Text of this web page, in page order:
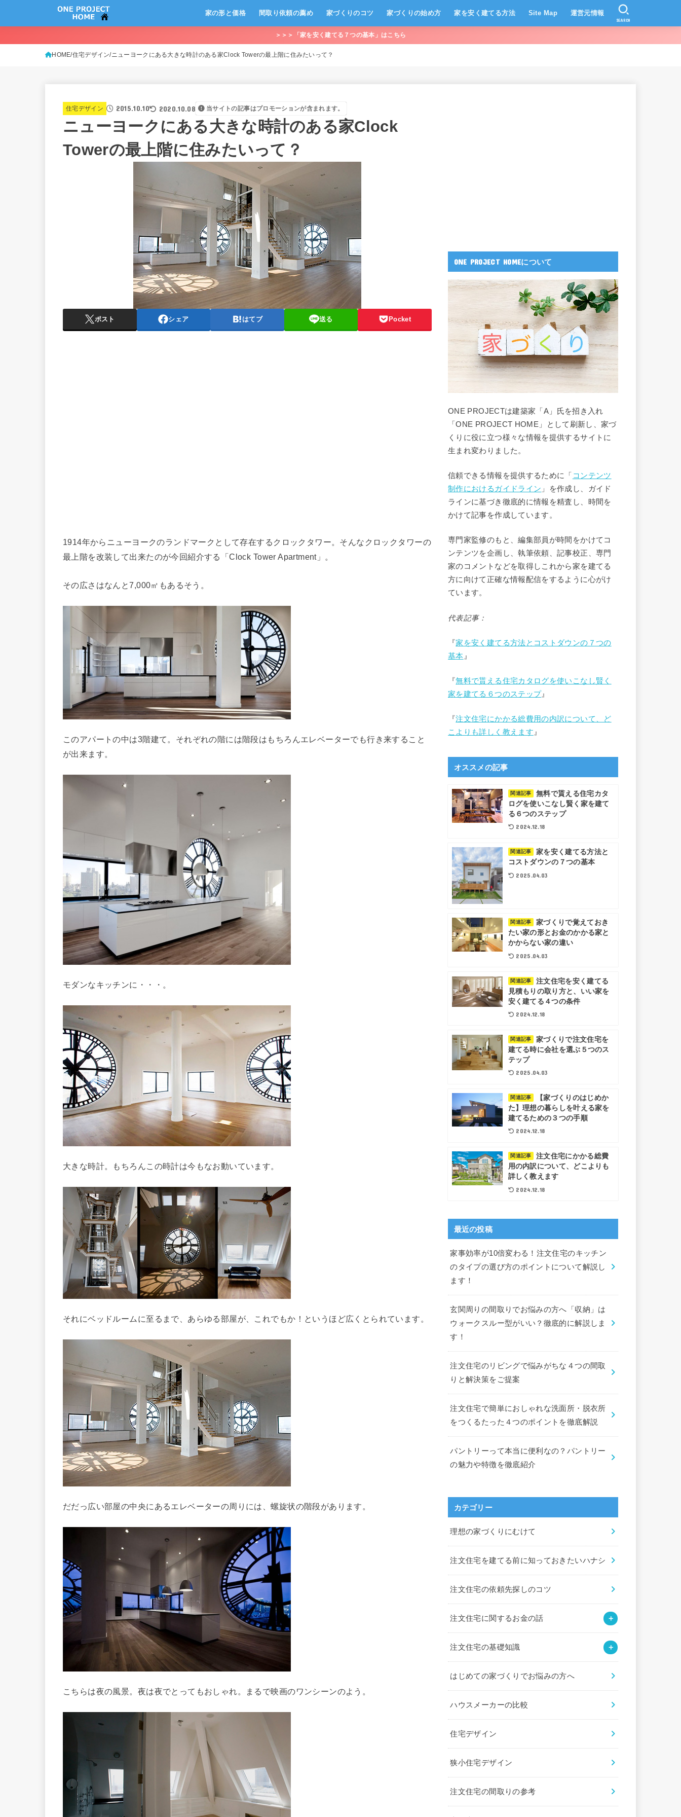
家の形と価格 間取り依頼の薦め 家づくりのコツ 家づくりの始め方 家を安く建てる方法 Site Map 運営元情報
SEARCH
＞＞＞「家を安く建てる７つの基本」はこちら
HOME 住宅デザイン ニューヨークにある大きな時計のある家Clock Towerの最上階に住みたいって？
住宅デザイン 2015.10.10 2020.10.08 当サイトの記事はプロモーションが含まれます。
ニューヨークにある大きな時計のある家Clock
Towerの最上階に住みたいって？
ポスト シェア はてブ 送る Pocket
1914年からニューヨークのランドマークとして存在するクロックタワー。そんなクロックタワーの
最上階を改装して出来たのが今回紹介する「Clock Tower Apartment」。
その広さはなんと7,000㎡もあるそう。
このアパートの中は3階建て。それぞれの階には階段はもちろんエレベーターでも行き来すること
が出来ます。
モダンなキッチンに・・・。
大きな時計。もちろんこの時計は今もなお動いています。
それにベッドルームに至るまで、あらゆる部屋が、これでもか！というほど広くとられています。
だだっ広い部屋の中央にあるエレベーターの周りには、螺旋状の階段があります。
こちらは夜の風景。夜は夜でとってもおしゃれ。まるで映画のワンシーンのよう。
ONE PROJECT HOMEについて
ONE PROJECTは建築家「A」氏を招き入れ
「ONE PROJECT HOME」として刷新し、家づ
くりに役に立つ様々な情報を提供するサイトに
生まれ変わりました。
信頼できる情報を提供するために「 コンテンツ
制作におけるガイドライン 」を作成し、ガイド
ラインに基づき徹底的に情報を精査し、時間を
かけて記事を作成しています。
専門家監修のもと、編集部員が時間をかけてコ
ンテンツを企画し、執筆依頼、記事校正、専門
家のコメントなどを取得しこれから家を建てる
方に向けて正確な情報配信をするように心がけ
ています。
代表記事：
『家を安く建てる方法とコストダウンの７つの
基本 』
『無料で貰える住宅カタログを使いこなし賢く
家を建てる６つのステップ』
『注文住宅にかかる総費用の内訳について、ど
こよりも詳しく教えます 』
オススメの記事
関連記事
無料で貰える住宅カタ
ログを使いこなし賢く家を建て
る６つのステップ
2024.12.18
関連記事
家を安く建てる方法と
コストダウンの７つの基本
2025.04.03
関連記事
家づくりで覚えておき
たい家の形とお金のかかる家と
かからない家の違い
2025.04.03
関連記事
注文住宅を安く建てる
見積もりの取り方と、いい家を
安く建てる４つの条件
2024.12.18
関連記事
家づくりで注文住宅を
建てる時に会社を選ぶ５つのス
テップ
2025.04.03
関連記事
【家づくりのはじめか
た】理想の暮らしを叶える家を
建てるための３つの手順
2024.12.18
関連記事
注文住宅にかかる総費
用の内訳について、どこよりも
詳しく教えます
2024.12.18
最近の投稿
家事効率が10倍変わる！注文住宅のキッチン
のタイプの選び方のポイントについて解説し
ます！
玄関周りの間取りでお悩みの方へ「収納」は
ウォークスルー型がいい？徹底的に解説しま
す！
注文住宅のリビングで悩みがちな４つの間取
りと解決策をご提案
注文住宅で簡単におしゃれな洗面所・脱衣所
をつくるたった４つのポイントを徹底解説
パントリーって本当に便利なの？パントリー
の魅力や特徴を徹底紹介
カテゴリー
理想の家づくりにむけて
注文住宅を建てる前に知っておきたいハナシ
注文住宅の依頼先探しのコツ
注文住宅に関するお金の話
注文住宅の基礎知識
はじめての家づくりでお悩みの方へ
ハウスメーカーの比較
住宅デザイン
狭小住宅デザイン
注文住宅の間取りの参考